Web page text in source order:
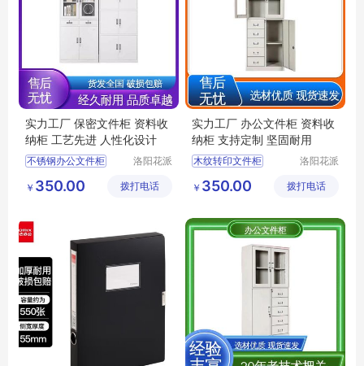
实力工厂 保密文件柜 资料收
纳柜 工艺先进 人性化设计
不锈钢办公文件柜
办公文件柜
办公文件存放柜
洛阳花派
有限公司
￥ 350.00 拨打电话
实力工厂 办公文件柜 资料收
纳柜 支持定制 坚固耐用
木纹转印文件柜
移动文件柜
学校文件储物柜
洛阳花派
有限公司
￥ 350.00 拨打电话